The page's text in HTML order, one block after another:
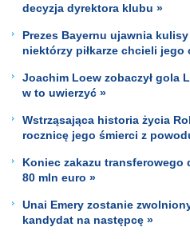
decyzja dyrektora klubu »
Prezes Bayernu ujawnia
niektórzy piłkarze chcieli jego
Joachim Loew zobaczył gola
w to uwierzyć »
Wstrząsająca historia życia
rocznicę jego śmierci z
Koniec zakazu transferowego
80 mln euro »
Unai Emery zostanie
kandydat na następcę »